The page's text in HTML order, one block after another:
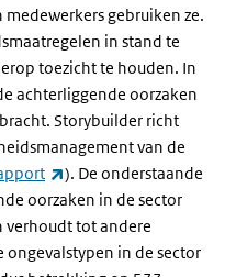
gebruiken ze.
in stand te
toezicht te houden. In
achterliggende oorzaken
Storybuilder richt
van de
(externe link)
). De onderstaande
oorzaken in de sector
verhoudt tot andere
ongevalstypen in de sector